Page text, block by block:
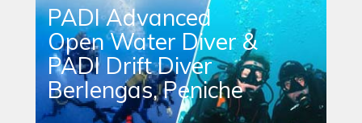
PADI Advanced
Open Water Diver &
PADI Drift Diver
Berlengas, Peniche